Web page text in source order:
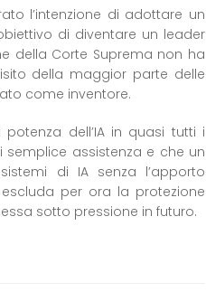
l’intenzione di adottare un
di diventare un leader
della Corte Suprema non ha
della maggior parte delle
come inventore.
potenza dell’IA in quasi tutti i
semplice assistenza e che un
di IA senza l’apporto
per ora la protezione
sotto pressione in futuro.